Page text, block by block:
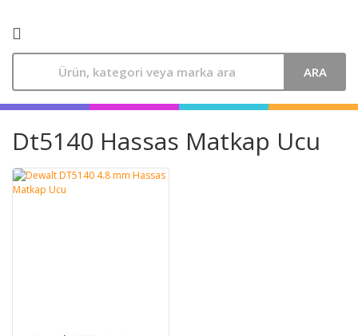
ARA
Dt5140 Hassas Matkap Ucu